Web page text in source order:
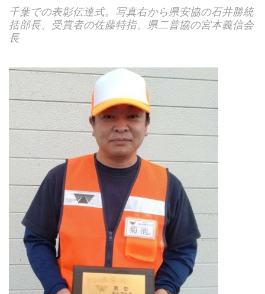
千葉での表彰伝達式。写真右から県安協の石井勝統
括部長、受賞者の佐藤特指、県二普協の宮本義信会
長